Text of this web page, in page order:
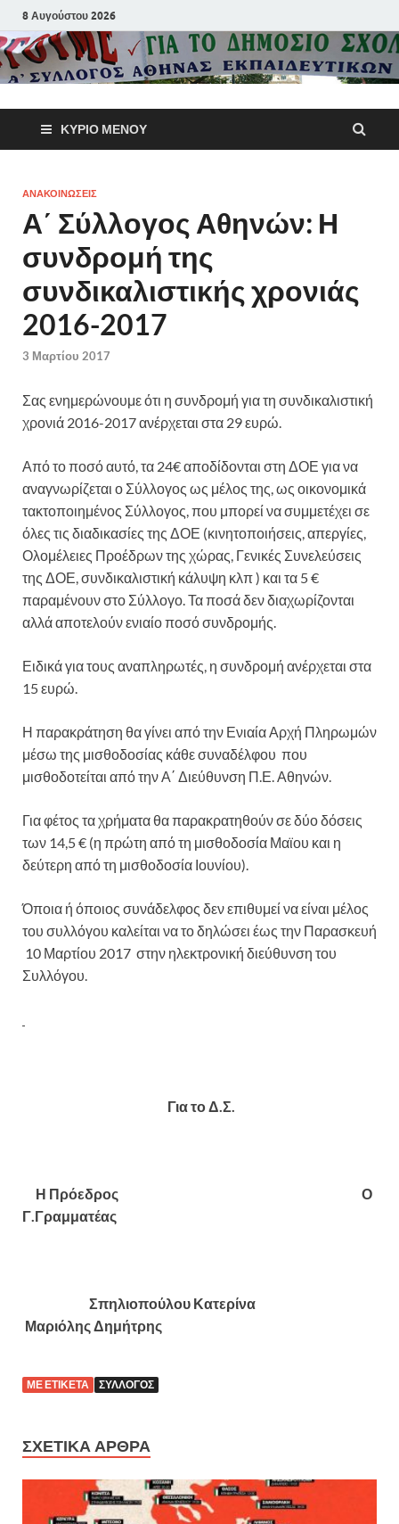
8 Αυγούστου 2026
Α΄
Αθηνών
Π.Ε.
ΚΎΡΙΟ ΜΕΝΟΎ
ΑΝΑΚΟΙΝΩΣΕΙΣ
Α΄ Σύλλογος Αθηνών: Η
συνδρομή της
συνδικαλιστικής χρονιάς
2016-2017
3 Μαρτίου 2017
Σας ενημερώνουμε ότι η συνδρομή για τη συνδικαλιστική
χρονιά 2016-2017 ανέρχεται στα 29 ευρώ.
Από το ποσό αυτό, τα 24€ αποδίδονται στη ΔΟΕ για να
αναγνωρίζεται ο Σύλλογος ως μέλος της, ως οικονομικά
τακτοποιημένος Σύλλογος, που μπορεί να συμμετέχει σε
όλες τις διαδικασίες της ΔΟΕ (κινητοποιήσεις, απεργίες,
Ολομέλειες Προέδρων της χώρας, Γενικές Συνελεύσεις
της ΔΟΕ, συνδικαλιστική κάλυψη κλπ ) και τα 5 €
παραμένουν στο Σύλλογο. Τα ποσά δεν διαχωρίζονται
αλλά αποτελούν ενιαίο ποσό συνδρομής.
Ειδικά για τους αναπληρωτές, η συνδρομή ανέρχεται στα
15 ευρώ.
Η παρακράτηση θα γίνει από την Ενιαία Αρχή Πληρωμών
μέσω της μισθοδοσίας κάθε συναδέλφου που
μισθοδοτείται από την Α΄ Διεύθυνση Π.Ε. Αθηνών.
Για φέτος τα χρήματα θα παρακρατηθούν σε δύο δόσεις
των 14,5 € (η πρώτη από τη μισθοδοσία Μαϊου και η
δεύτερη από τη μισθοδοσία Ιουνίου).
Όποια ή όποιος συνάδελφος δεν επιθυμεί να είναι μέλος
του συλλόγου καλείται να το δηλώσει έως την Παρασκευή
10 Μαρτίου 2017 στην ηλεκτρονική διεύθυνση του
Συλλόγου.
Για το Δ.Σ.
Η Πρόεδρος Ο
Γ.Γραμματέας
Σπηλιοπούλου Κατερίνα
Μαριόλης Δημήτρης
ΜΕ ΕΤΙΚΈΤΑ ΣΎΛΛΟΓΟΣ
ΣΧΕΤΙΚΆ ΆΡΘΡΑ